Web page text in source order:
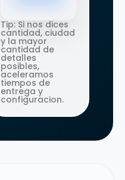
Tip: Si nos dices
cantidad, ciudad
y la mayor
cantidad de
detalles
posibles,
aceleramos
tiempos de
entrega y
configuracion.